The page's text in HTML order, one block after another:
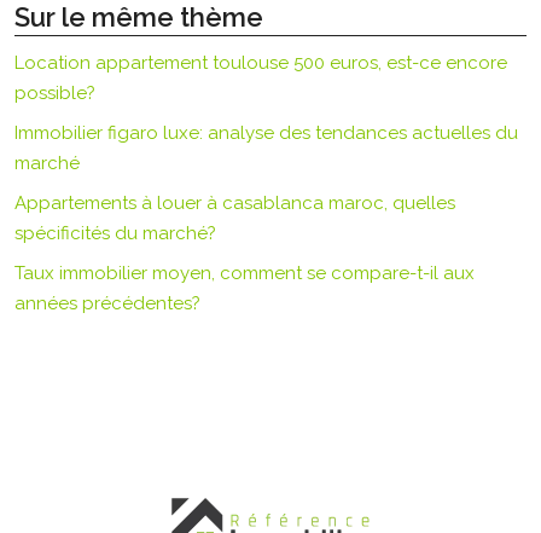
Sur le même thème
Location appartement toulouse 500 euros, est-ce encore
possible?
Immobilier figaro luxe: analyse des tendances actuelles du
marché
Appartements à louer à casablanca maroc, quelles
spécificités du marché?
Taux immobilier moyen, comment se compare-t-il aux
années précédentes?